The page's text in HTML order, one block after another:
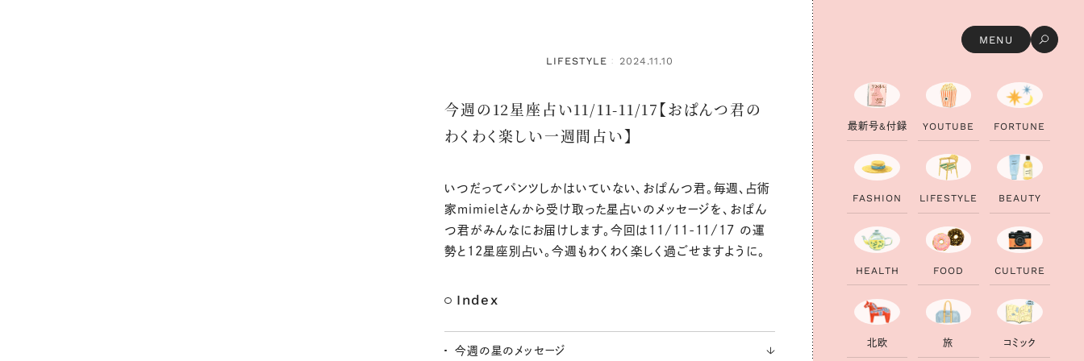
MENU
LIFESTYLE
： 2024.11.10
今週の12星座占い11/11-11/17【おぱんつ君の
わくわく楽しい一週間占い】
いつだってパンツしかはいていない、おぱんつ君。毎週、占術
家mimielさんから受け取った星占いのメッセージを、おぱん
つ君がみんなにお届けします。今回は11/11-11/17 の運
勢と12星座別占い。今週もわくわく楽しく過ごせますように。
Index
今週の星のメッセージ
最新号&付録 YOUTU B E FORTU N E
FAS H ION LI FESTYLE B EAUTY
H EALTH FOOD CU LTU RE
北欧 旅 コ ミ ック